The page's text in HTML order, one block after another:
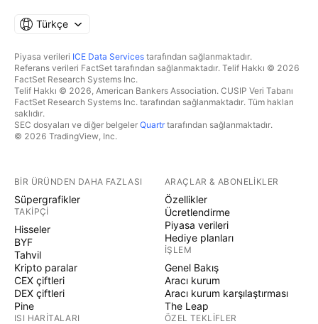
Türkçe
Piyasa verileri ICE Data Services tarafından sağlanmaktadır.
Referans verileri FactSet tarafından sağlanmaktadır. Telif Hakkı © 2026
FactSet Research Systems Inc.
Telif Hakkı © 2026, American Bankers Association. CUSIP Veri Tabanı
FactSet Research Systems Inc. tarafından sağlanmaktadır. Tüm hakları
saklıdır.
SEC dosyaları ve diğer belgeler Quartrtarafından sağlanmaktadır.
© 2026 TradingView, Inc.
BIR ÜRÜNDEN DAHA FAZLASI
Süpergrafikler
TAKIPÇI
Hisseler
BYF
Tahvil
Kripto paralar
CEX çiftleri
DEX çiftleri
Pine
ISI HARITALARI
ARAÇLAR & ABONELIKLER
Özellikler
Ücretlendirme
Piyasa verileri
Hediye planları
İŞLEM
Genel Bakış
Aracı kurum
Aracı kurum karşılaştırması
The Leap
ÖZEL TEKLIFLER